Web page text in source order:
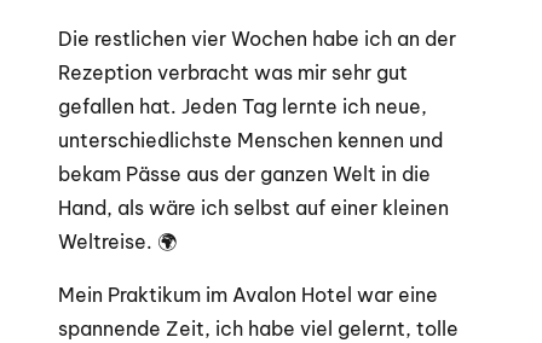
Die restlichen vier Wochen habe ich an der
Rezeption verbracht was mir sehr gut
gefallen hat. Jeden Tag lernte ich neue,
unterschiedlichste Menschen kennen und
bekam Pässe aus der ganzen Welt in die
Hand, als wäre ich selbst auf einer kleinen
Weltreise. 🌍
Mein Praktikum im Avalon Hotel war eine
spannende Zeit, ich habe viel gelernt, tolle